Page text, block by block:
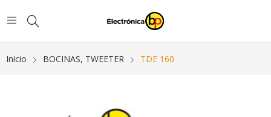
Inicio BOCINAS, TWEETER TDE 160